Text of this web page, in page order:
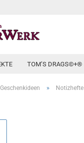
TOM’S DRAGS©+®
Geschenkideen » Notizhefte